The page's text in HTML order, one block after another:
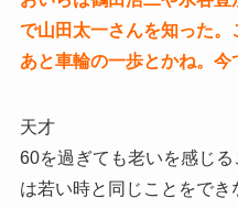
で山田太一さんを知った。
あと車輪の一歩とかね。今
天才
60を過ぎても老いを感じ
は若い時と同じことをで